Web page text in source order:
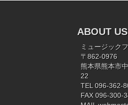
ABOUT US
ミュージック
〒862-0976
熊本県熊本市
22
TEL 096-362-
FAX 096-300-